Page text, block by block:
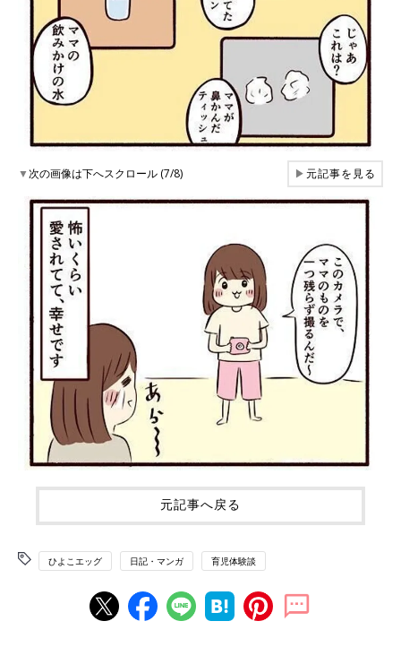
▼次の画像は下へスクロール (7/8) ▶元記事を見る
元記事へ戻る
ひよこエッグ 日記・マンガ 育児体験談